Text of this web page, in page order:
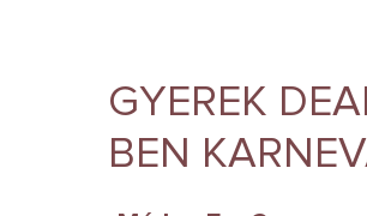
GYEREK
BEN